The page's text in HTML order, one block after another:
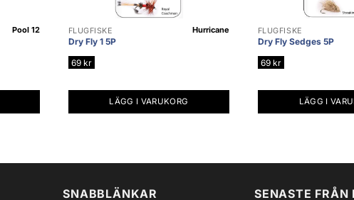
Pool 12 FLUGFISKE
Dry Fly 1 5P
Hurricane
69 kr
LÄGG I VARUKORG
FLUGFISKE
Dry Fly Sedges 5P
69 kr
LÄGG I
SNABBLÄNKAR SENASTE FRÅN